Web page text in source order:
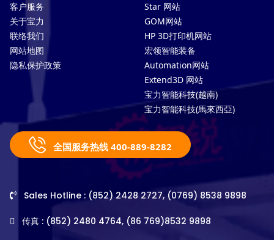
客户服务
关于宝力
联络我们
网站地图
隐私保护政策
Star 网站
GOM网站
HP 3D打印机网站
宏领智能装备
Automation网站
Extend3D 网站
宝力智能科技(越南)
宝力智能科技(馬來西亞)
全国服务热线 400-889-8282
Sales Hotline : (852) 2428 2727, (0769) 8538 9898
传真 : (852) 2480 4764, (86 769)8532 9898